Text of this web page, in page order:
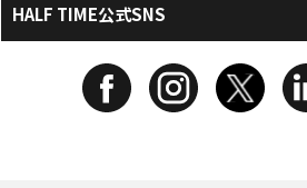
HALF TIME公式SNS